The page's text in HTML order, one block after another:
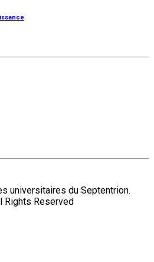
universitaires du Septentrion.
Rights Reserved